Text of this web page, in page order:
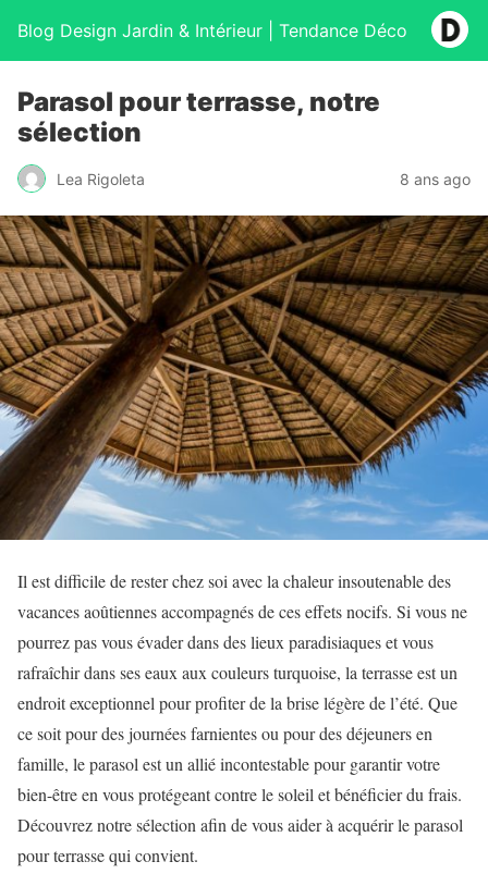
Blog Design Jardin & Intérieur | Tendance Déco
Parasol pour terrasse, notre
sélection
Lea Rigoleta 8 ans ago
Il est difficile de rester chez soi avec la chaleur insoutenable des
vacances aoûtiennes accompagnés de ces effets nocifs. Si vous ne
pourrez pas vous évader dans des lieux paradisiaques et vous
rafraîchir dans ses eaux aux couleurs turquoise, la terrasse est un
endroit exceptionnel pour profiter de la brise légère de l’été. Que
ce soit pour des journées farnientes ou pour des déjeuners en
famille, le parasol est un allié incontestable pour garantir votre
bien-être en vous protégeant contre le soleil et bénéficier du frais.
Découvrez notre sélection afin de vous aider à acquérir le parasol
pour terrasse qui convient.